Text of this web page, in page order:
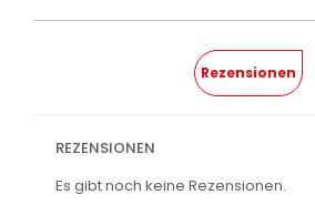
Rezensionen
REZENSIONEN
Es gibt noch keine Rezensionen.